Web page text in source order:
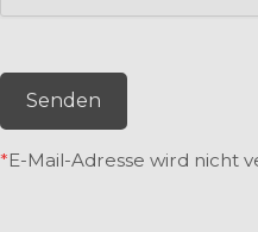
Senden
*E-Mail-Adresse wird nicht